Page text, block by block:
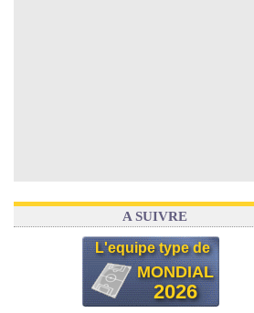
A SUIVRE
L'equipe type de
MONDIAL
2026